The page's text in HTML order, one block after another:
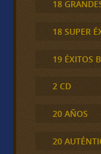
18
18 SUPER
19 ÉXITOS
2 CD
20 AÑOS
20